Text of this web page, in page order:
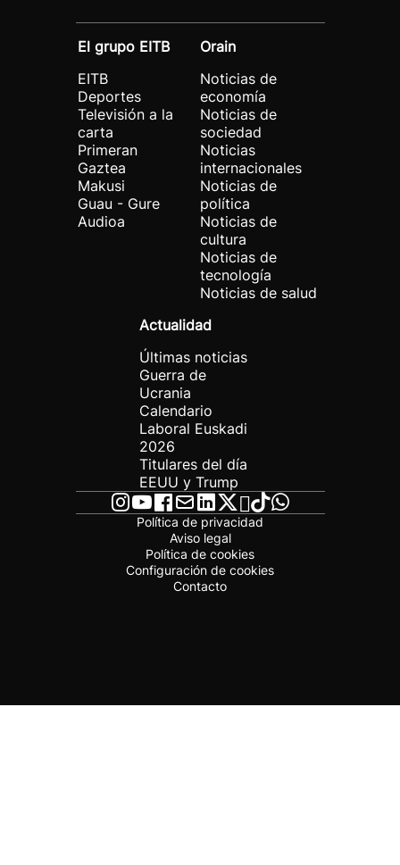
El grupo EITB
EITB
Deportes
Televisión a la
carta
Primeran
Gaztea
Makusi
Guau - Gure
Audioa
Orain
Noticias de
economía
Noticias de
sociedad
Noticias
internacionales
Noticias de
política
Noticias de
cultura
Noticias de
tecnología
Noticias de salud
Actualidad
Últimas noticias
Guerra de
Ucrania
Calendario
Laboral Euskadi
2026
Titulares del día
EEUU y Trump
Política de privacidad
Aviso legal
Política de cookies
Configuración de cookies
Contacto